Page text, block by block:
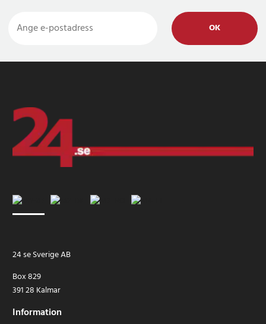
OK
24 se Sverige AB
Box 829
391 28 Kalmar
Information